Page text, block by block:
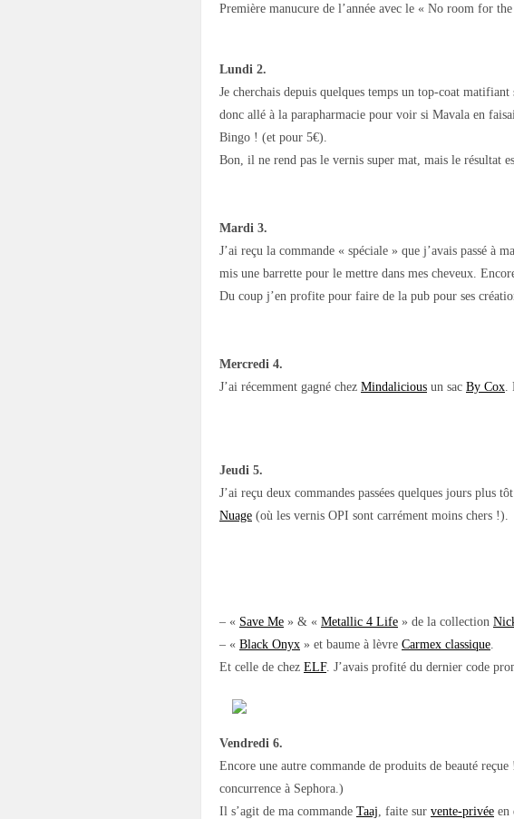
Première manucure de l’année avec le « No room for
Lundi 2.
Je cherchais depuis quelques temps un top-coat
donc allé à la parapharmacie pour voir si Mavala en
Bingo ! (et pour 5€).
Bon, il ne rend pas le vernis super mat, mais le résultat
Mardi 3.
J’ai reçu la commande « spéciale » que j’avais passé à
mis une barrette pour le mettre dans mes cheveux.
Du coup j’en profite pour faire de la pub pour ses
Mercredi 4.
J’ai récemment gagné chez Mindalicious un sac By Cox.
Jeudi 5.
J’ai reçu deux commandes passées quelques jours plus
Nuage (où les vernis OPI sont carrément moins chers !).
– « Save Me » & « Metallic 4 Life » de la collection
– « Black Onyx » et baume à lèvre Carmex classique.
Et celle de chez ELF. J’avais profité du dernier code
Vendredi 6.
Encore une autre commande de produits de beauté
concurrence à Sephora.)
Il s’agit de ma commande Taaj, faite sur vente-privée en